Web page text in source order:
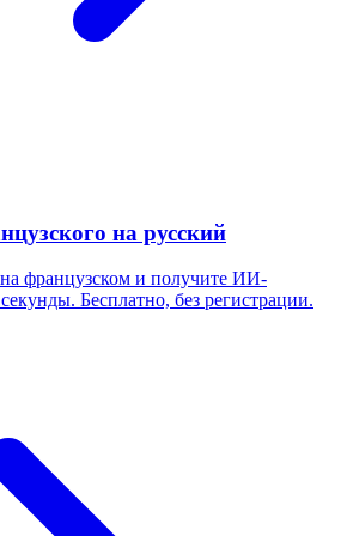
на русский
на французском и получите ИИ-
Бесплатно, без регистрации.